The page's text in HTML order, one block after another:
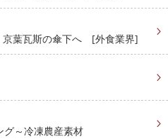
京葉瓦斯の傘下へ [外食業界]
グ～冷凍農産素材